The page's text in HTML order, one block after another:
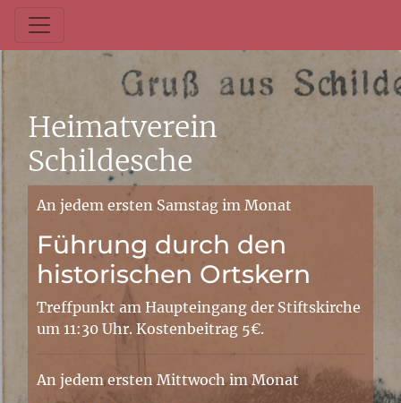
Heimatverein
Schildesche
An jedem ersten Samstag im Monat
Führung durch den
historischen Ortskern
Treffpunkt am Haupteingang der Stiftskirche
um 11:30 Uhr. Kostenbeitrag 5€.
An jedem ersten Mittwoch im Monat